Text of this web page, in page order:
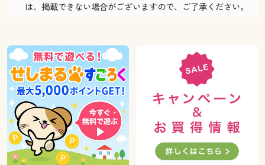
は、掲載できない場合がございますので、ご了承ください。